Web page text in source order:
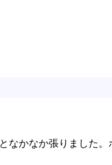
となかなか張りました